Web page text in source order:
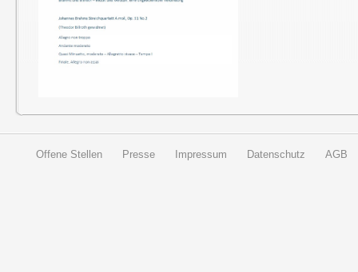
Offene Stellen Presse Impressum Datenschutz AGB